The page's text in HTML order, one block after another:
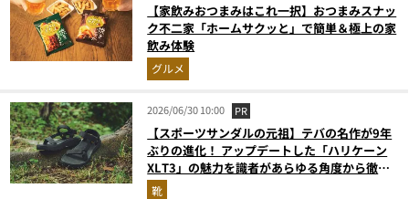
【家飲みおつまみはこれ一択】おつまみスナッ
ク不二家「ホームサクッと」で簡単＆極上の家
飲み体験
グルメ
2026/06/30 10:00 PR
【スポーツサンダルの元祖】テバの名作が9年
ぶりの進化！ アップデートした「ハリケーン
XLT3」の魅力を識者があらゆる角度から徹底
解説！
靴